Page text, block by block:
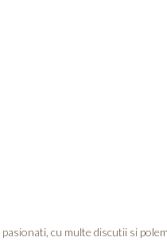
cu multe discutii si